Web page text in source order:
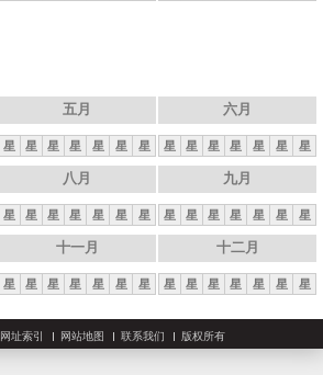
五月
星 星 星 星 星 星 星
六月
星 星 星 星 星 星 星
八月
星 星 星 星 星 星 星
九月
星 星 星 星 星 星 星
十一月
星 星 星 星 星 星 星
十二月
星 星 星 星 星 星 星
网址索引 网站地图 联系我们 版权所有